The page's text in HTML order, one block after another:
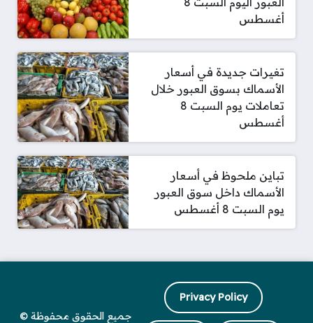
أغسطس
تغيرات جديدة في أسعار
الأسماك بسوق العبور خلال
تعاملات يوم السبت 8
أغسطس
تباين ملحوظ في أسعار
الأسماك داخل سوق العبور
يوم السبت 8 أغسطس
Privacy Policy
جميع الحقوق محفوظة ©